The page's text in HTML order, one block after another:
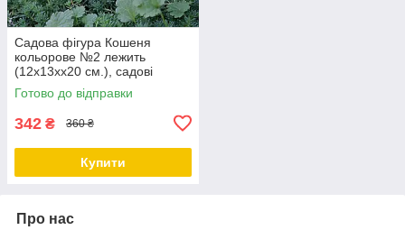
Садова фігура Кошеня
кольорове №2 лежить
(12х13хх20 см.), садові
статуетки, садові фігури з
полістоуну, фігури в сад
Готово до відправки
342 ₴ 360 ₴
Купити
Про нас